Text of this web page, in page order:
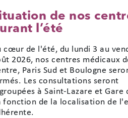
de nos
l’été
cœur de l'été, du lundi 3 au
2026, nos centres médicaux
Paris Sud et Boulogne
Les consultations seront
à Saint-Lazare et Gare
fonction de la localisation de